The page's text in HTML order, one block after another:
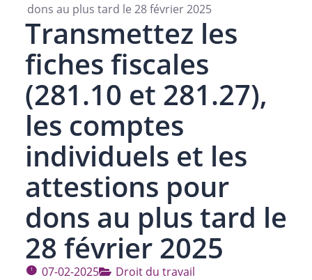
dons au plus tard le 28 février 2025
Transmettez les
fiches fiscales
(281.10 et 281.27),
les comptes
individuels et les
attestions pour
dons au plus tard le
28 février 2025
07-02-2025
Droit du travail